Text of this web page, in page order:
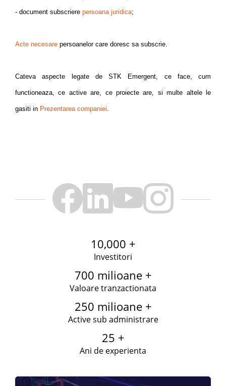
- document subscriere persoana juridica;
Acte necesare persoanelor care doresc sa subscrie.
Cateva aspecte legate de STK Emergent, ce face, cum
functioneaza, ce active are, ce proiecte are, si multe altele le
gasiti in Prezentarea companiei.
10,000 +
Investitori
700 milioane +
Valoare tranzactionata
250 milioane +
Active sub administrare
25 +
Ani de experienta